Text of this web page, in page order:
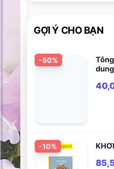
GỢI Ý CHO BẠN
-50%
-10%